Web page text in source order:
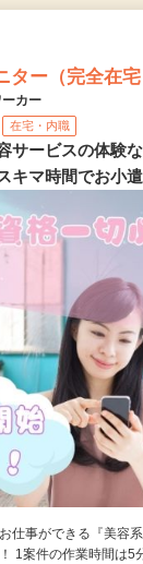
ター（完全在宅
カー
在宅・内職
サービスの体験
キマ時間でお小
仕事ができる『美容
1案件の作業時間は5